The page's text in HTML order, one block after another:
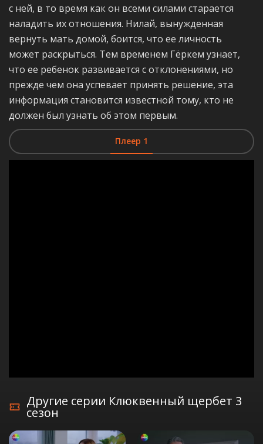
с ней, в то время как он всеми силами старается
наладить их отношения. Нилай, вынужденная
вернуть мать домой, боится, что ее личность
может раскрыться. Тем временем Гёркем узнает,
что ее ребенок развивается с отклонениями, но
прежде чем она успевает принять решение, эта
информация становится известной тому, кто не
должен был узнать об этом первым.
Плеер 1
Другие серии Клюквенный щербет 3
сезон